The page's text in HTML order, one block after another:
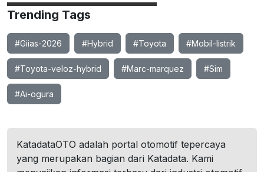
Trending Tags
#Giias-2026 #Hybrid #Toyota #Mobil-listrik
#Toyota-veloz-hybrid #Marc-marquez #Sim
#Ai-ogura
KatadataOTO adalah portal otomotif tepercaya
yang merupakan bagian dari Katadata. Kami